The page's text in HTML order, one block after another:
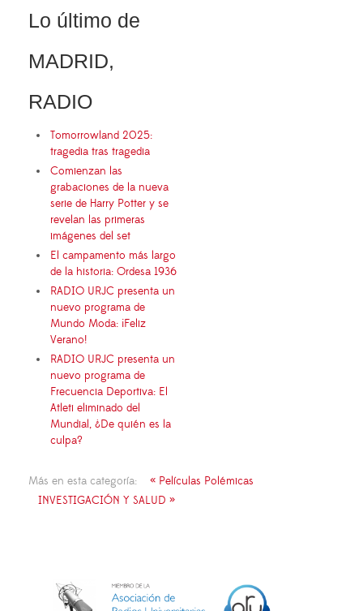
Lo último de
MADRID,
RADIO
Tomorrowland 2025:
tragedia tras tragedia
Comienzan las
grabaciones de la nueva
serie de Harry Potter y se
revelan las primeras
imágenes del set
El campamento más largo
de la historia: Ordesa 1936
RADIO URJC presenta un
nuevo programa de
Mundo Moda: ¡Feliz
Verano!
RADIO URJC presenta un
nuevo programa de
Frecuencia Deportiva: El
Atleti eliminado del
Mundial, ¿De quién es la
culpa?
Más en esta categoría:
« Películas Polémicas
INVESTIGACIÓN Y SALUD »